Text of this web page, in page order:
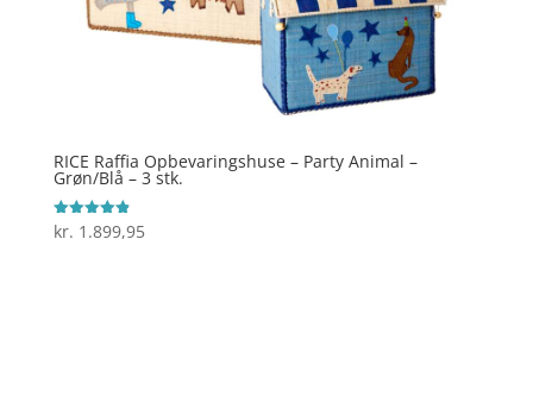
RICE Raffia Opbevaringshuse – Party Animal –
Grøn/Blå – 3 stk.
Vurderet
4.9
kr. 1.899,95